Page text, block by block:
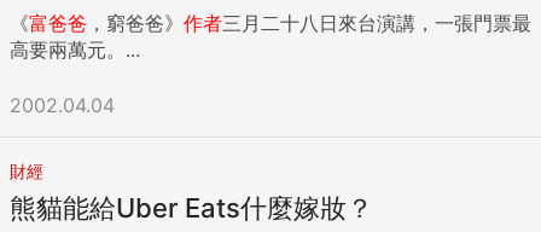
《富爸爸 ，窮爸爸》 作者三月二十八日來台演講，一張門票最
高要兩萬元。...
2002.04.04
財經
熊貓能給Uber Eats什麼嫁妝？